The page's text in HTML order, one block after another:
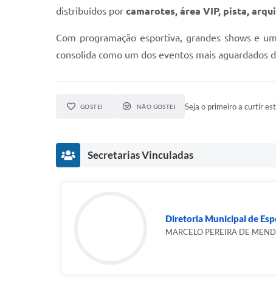
distribuídos por camarotes, área VIP, pista,
Com programação esportiva, grandes shows e
consolida como um dos eventos mais aguardados
GOSTEI NÃO GOSTEI Seja o primeiro a curtir
Secretarias Vinculadas
Diretoria Municipal de
MARCELO PEREIRA DE